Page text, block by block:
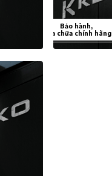
Bảo hành,
sửa chữa chính hãng